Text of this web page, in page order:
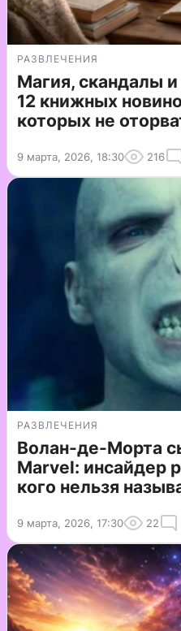
РАЗВЛЕЧЕНИЯ
Магия, скандалы
12 книжных
которых не
9 марта, 2026, 18:30 216
РАЗВЛЕЧЕНИЯ
Волан-де-Морта
Marvel: инсайдер
кого нельзя
9 марта, 2026, 17:30 22